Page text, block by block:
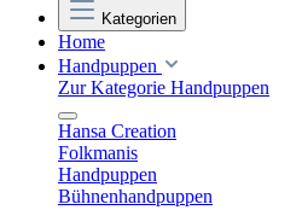
Kategorien
Home
Handpuppen
Zur Kategorie Handpuppen
Hansa Creation
Folkmanis
Handpuppen
Bühnenhandpuppen